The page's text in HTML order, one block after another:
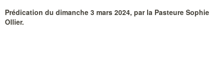
Prédication du dimanche 3 mars 2024, par la Pasteure Sophie
Ollier.